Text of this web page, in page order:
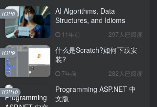
AI Algorithms, Data
Structures, and Idioms
11年前 297人已阅读
TOP8
什么是Scratch?如何下载安
装?
7年前 282人已阅读
TOP9
Programming ASP.NET 中
文版
TOP10